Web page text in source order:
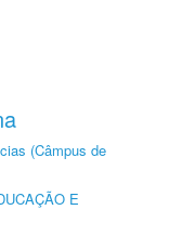
(Câmpus de
E